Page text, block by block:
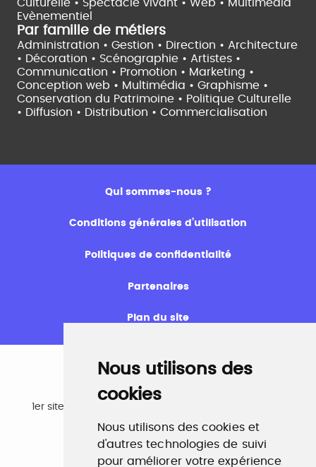
Nous utilisons des
cookies
Nous utilisons des cookies et
d'autres technologies de suivi
pour améliorer votre expérience
Culturelle • Spectacle vivant • Web • Multimédia
Evènementiel
Par famille de métiers
Administration • Gestion • Direction • Architecture
• Décoration • Scénographie • Artistes •
Communication • Promotion • Marketing •
Conception web • Multimédia • Graphisme •
Conservation du Patrimoine • Politique Culturelle
• Diffusion • Distribution • Commercialisation
Qui sommes-nous ?
Conditions générales d’utilisation
Politiques de confidentialité
Partenaires
Plan du site
Emploi
1er site emploi du secteur culturel 784.000 visites et
www.profilculture.com